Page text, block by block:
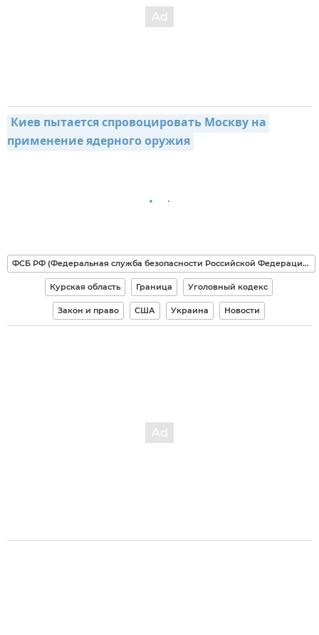
Киев пытается спровоцировать Москву на
применение ядерного оружия
ФСБ РФ (Федеральная служба безопасности Российской Федерации)
Курская область Граница Уголовный кодекс
Закон и право США Украина Новости